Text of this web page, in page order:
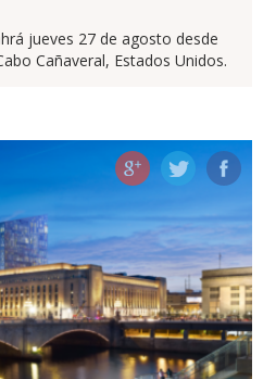
jueves 27 de agosto desde
Cañaveral, Estados Unidos.